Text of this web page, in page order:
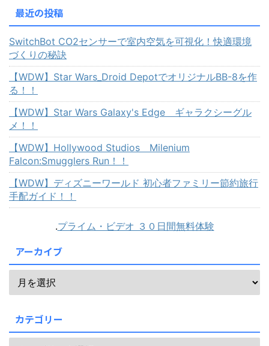
最近の投稿
SwitchBot CO2センサーで室内空気を可視化！快適環境
づくりの秘訣
【WDW】Star Wars_Droid DepotでオリジナルBB-8を作
る！！
【WDW】Star Wars Galaxy's Edge ギャラクシーグル
メ！！
【WDW】Hollywood Studios Milenium
Falcon:Smugglers Run！！
【WDW】ディズニーワールド 初心者ファミリー節約旅行
手配ガイド！！
.プライム・ビデオ ３０日間無料体験
アーカイブ
カテゴリー